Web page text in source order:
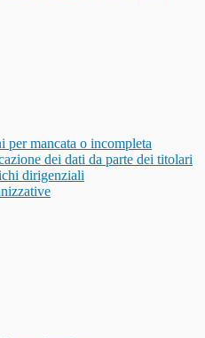
per mancata o incompleta
dei dati da parte dei titolari
dirigenziali